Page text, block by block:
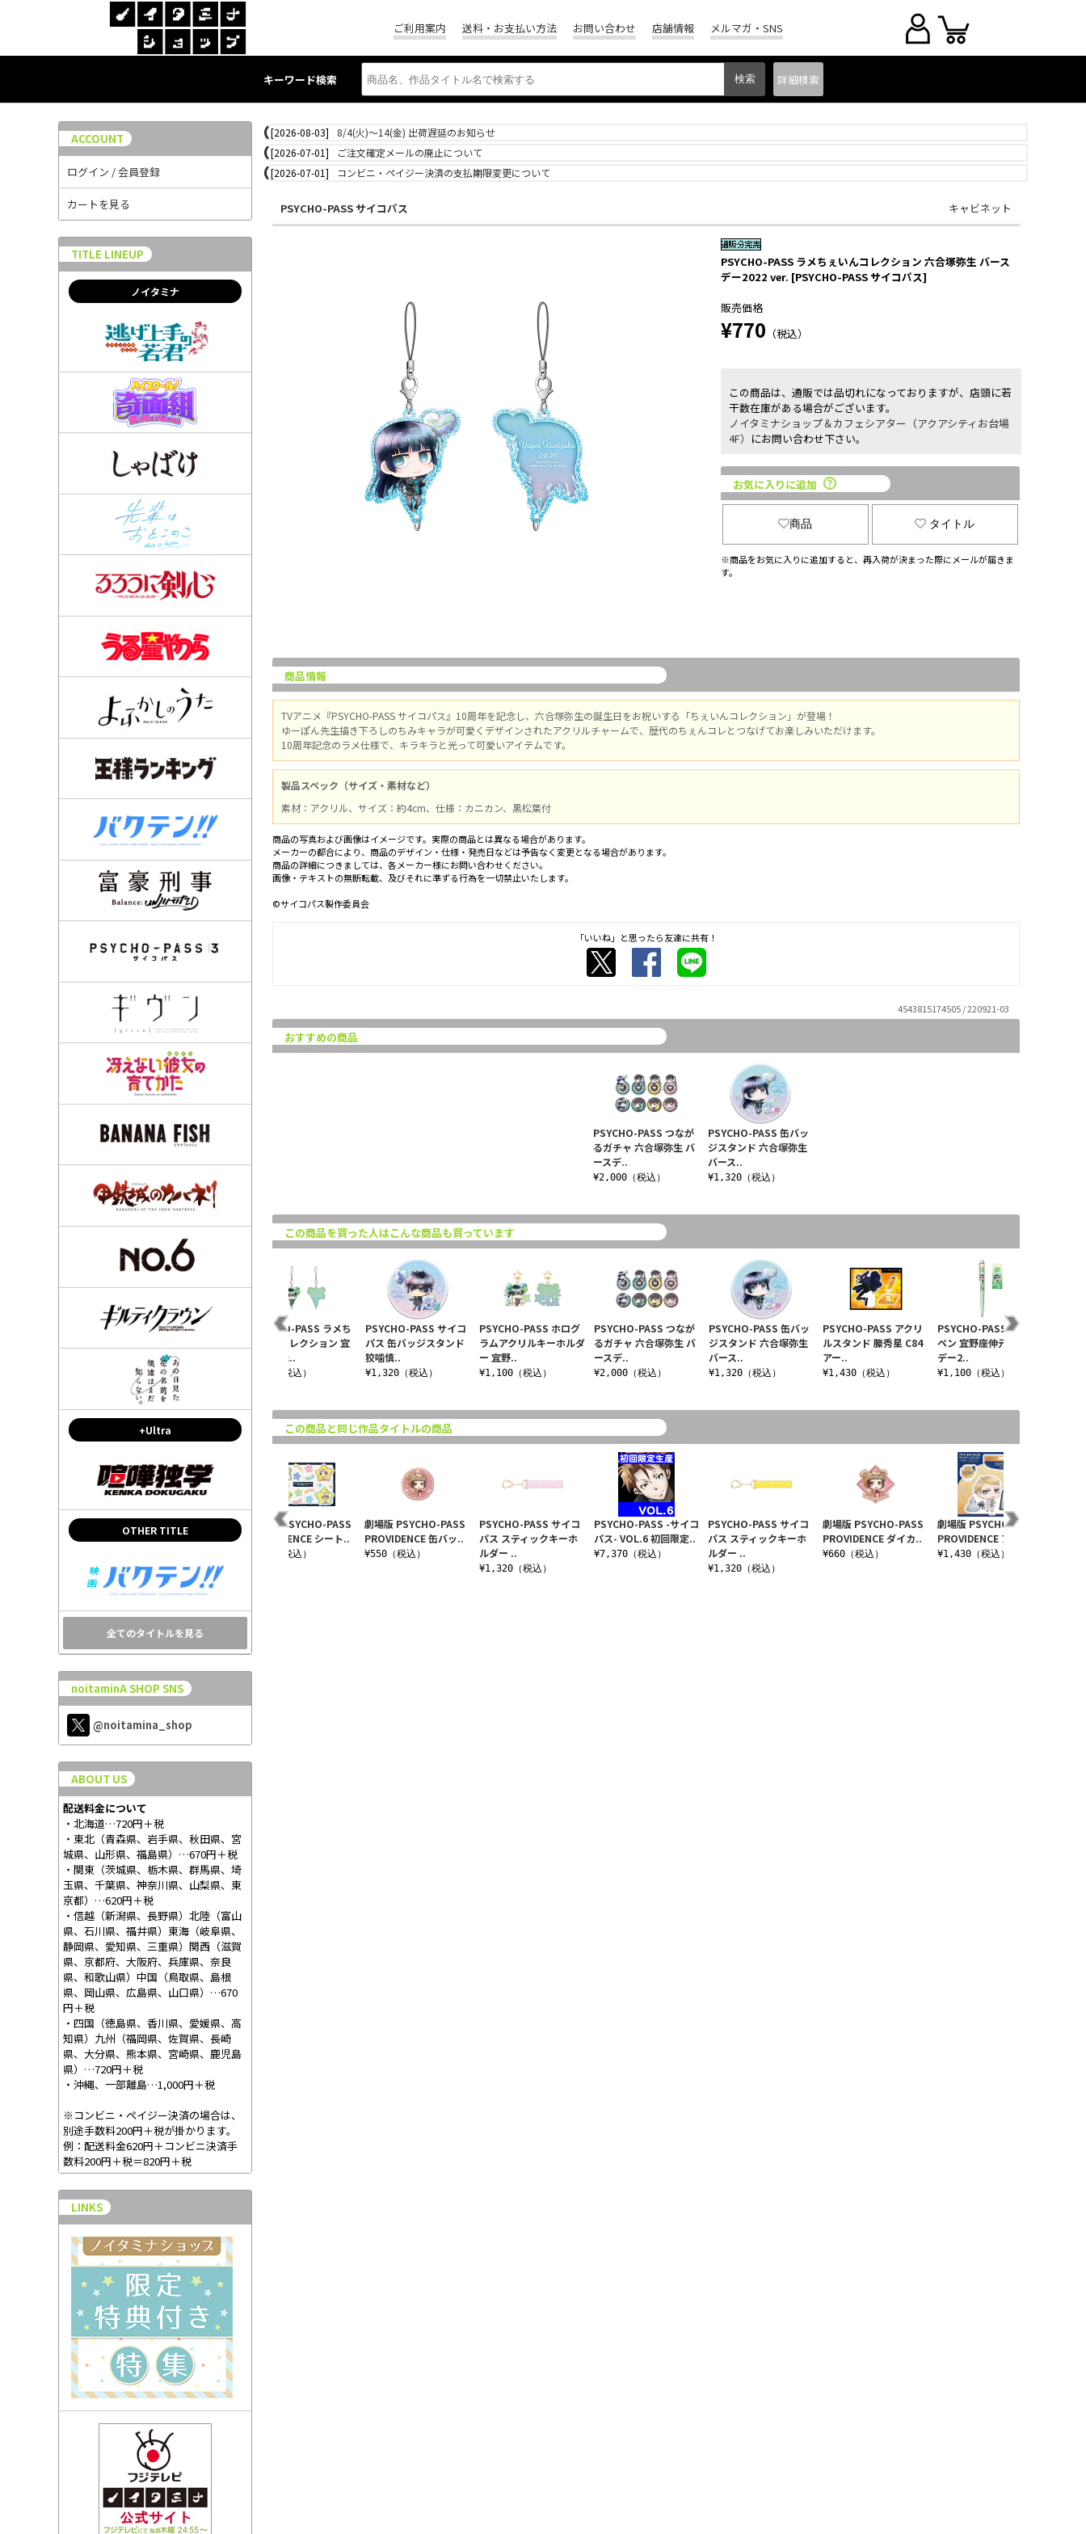
ご利用案内 送料・お支払い方法 お問い合わせ 店舗情報 メルマガ・SNS
キーワード検索 詳細検索
ACCOUNT
ログイン / 会員登録
カートを見る
TITLE LINEUP
ノイタミナ
+Ultra
OTHER TITLE
全てのタイトルを見る
noitaminA SHOP SNS
@noitamina_shop
ABOUT US
配送料金について
・北海道…720円＋税
・東北（青森県、岩手県、秋田県、宮
城県、山形県、福島県）…670円＋税
・関東（茨城県、栃木県、群馬県、埼
玉県、千葉県、神奈川県、山梨県、東
京都）…620円＋税
・信越（新潟県、長野県）北陸（富山
県、石川県、福井県）東海（岐阜県、
静岡県、愛知県、三重県）関西（滋賀
県、京都府、大阪府、兵庫県、奈良
県、和歌山県）中国（鳥取県、島根
県、岡山県、広島県、山口県）…670
円＋税
・四国（徳島県、香川県、愛媛県、高
知県）九州（福岡県、佐賀県、長崎
県、大分県、熊本県、宮崎県、鹿児島
県）…720円＋税
・沖縄、一部離島…1,000円＋税
※コンビニ・ペイジー決済の場合は、
別途手数料200円＋税が掛かります。
例：配送料金620円＋コンビニ決済手
数料200円＋税＝820円＋税
LINKS
[2026-08-03]
8/4(火)～14(金) 出荷遅延のお知らせ
[2026-07-01]
ご注文確定メールの廃止について
[2026-07-01]
コンビニ・ペイジー決済の支払期限変更について
PSYCHO-PASS サイコパス キャビネット
PSYCHO-PASS ラメちぇいんコレクション 六合塚弥生 バース
デー2022 ver. [PSYCHO-PASS サイコパス]
販売価格
¥770 （税込）
この商品は、通販では品切れになっておりますが、店頭に若
干数在庫がある場合がございます。
ノイタミナショップ＆カフェシアター（アクアシティお台場
4F） にお問い合わせ下さい。
お気に入りに追加
商品 タイトル
※商品をお気に入りに追加すると、再入荷が決まった際にメールが届きま
す。
商品情報
TVアニメ『PSYCHO-PASS サイコパス』10周年を記念し、六合塚弥生の誕生日をお祝いする「ちぇいんコレクション」が登場！
ゆーぽん先生描き下ろしのちみキャラが可愛くデザインされたアクリルチャームで、歴代のちぇんコレとつなげてお楽しみいただけます。
10周年記念のラメ仕様で、キラキラと光って可愛いアイテムです。
製品スペック（サイズ・素材など）
素材：アクリル、サイズ：約4cm、仕様：カニカン、黒松葉付
商品の写真および画像はイメージです。実際の商品とは異なる場合があります。
メーカーの都合により、商品のデザイン・仕様・発売日などは予告なく変更となる場合があります。
商品の詳細につきましては、各メーカー様にお問い合わせください。
画像・テキストの無断転載、及びそれに準ずる行為を一切禁止いたします。
©サイコパス製作委員会
「いいね」と思ったら友達に共有！
4543815174505 / 220921-03
おすすめの商品
PSYCHO-PASS つなが
るガチャ 六合塚弥生 バ
ースデ..
¥2,000（税込）
PSYCHO-PASS 缶バッ
ジスタンド 六合塚弥生
バース..
¥1,320（税込）
この商品を買った人はこんな商品も買っています
PSYCHO-PASS つなが
るガチャ 六合塚弥生 バ
ースデ..
¥2,000（税込）
PSYCHO-PASS 缶バッ
ジスタンド 六合塚弥生
バース..
¥1,320（税込）
PSYCHO-PASS アクリ
ルスタンド 縢秀星 C84
アー..
¥1,430（税込）
PSYCHO-PASS ボール
ペン 宜野座伸元 バース
デー2..
¥1,100（税込）
PSYCHO-PASS ラメち
ぇいんコレクション 宜
野座伸元..
¥770（税込）
PSYCHO-PASS サイコ
パス 缶バッジスタンド
狡噛慎..
¥1,320（税込）
PSYCHO-PASS ホログ
ラムアクリルキーホルダ
ー 宜野..
¥1,100（税込）
この商品と同じ作品タイトルの商品
PSYCHO-PASS -サイコ
パス- VOL.6 初回限定..
¥7,370（税込）
PSYCHO-PASS サイコ
パス スティックキーホ
ルダー ..
¥1,320（税込）
劇場版 PSYCHO-PASS
PROVIDENCE ダイカ..
¥660（税込）
劇場版 PSYCHO-PASS
PROVIDENCE アクリ..
¥1,430（税込）
劇場版 PSYCHO-PASS
PROVIDENCE 缶バッ..
PSYCHO-PASS サイコ
パス 2 VOL.1 【Blu..
劇場版 PSYCHO-PASS
PROVIDENCE シート..
¥880（税込）
劇場版 PSYCHO-PASS
PROVIDENCE 缶バッ..
¥550（税込）
PSYCHO-PASS サイコ
パス スティックキーホ
ルダー ..
¥1,320（税込）